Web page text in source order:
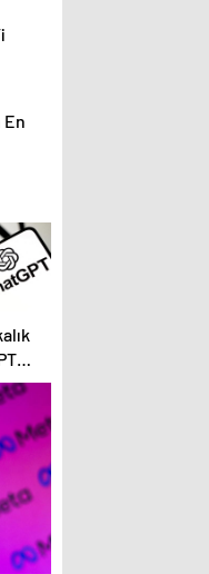
En
geri